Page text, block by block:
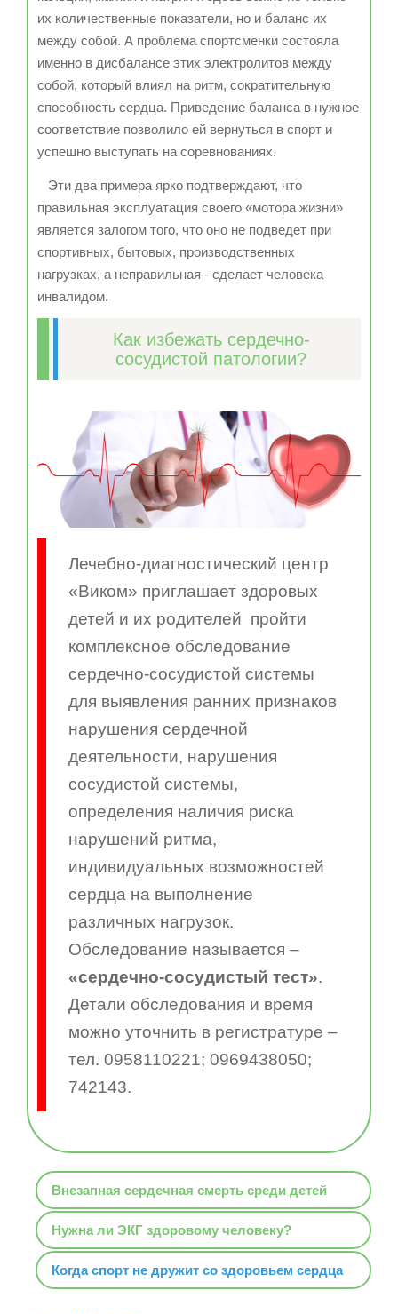
их количественные показатели, но и баланс их
между собой. А проблема спортсменки состояла
именно в дисбалансе этих электролитов между
собой, который влиял на ритм, сократительную
способность сердца. Приведение баланса в нужное
соответствие позволило ей вернуться в спорт и
успешно выступать на соревнованиях.
Эти два примера ярко подтверждают, что
правильная эксплуатация своего «мотора жизни»
является залогом того, что оно не подведет при
спортивных, бытовых, производственных
нагрузках, а неправильная - сделает человека
инвалидом.
Как избежать сердечно-
сосудистой патологии?
Лечебно-диагностический центр
«Виком» приглашает здоровых
детей и их родителей пройти
комплексное обследование
сердечно-сосудистой системы
для выявления ранних признаков
нарушения сердечной
деятельности, нарушения
сосудистой системы,
определения наличия риска
нарушений ритма,
индивидуальных возможностей
сердца на выполнение
различных нагрузок.
Обследование называется –
«сердечно-сосудистый тест».
Детали обследования и время
можно уточнить в регистратуре –
тел. 0958110221; 0969438050;
742143.
Внезапная сердечная смерть среди детей
Нужна ли ЭКГ здоровому человеку?
Когда спорт не дружит со здоровьем сердца